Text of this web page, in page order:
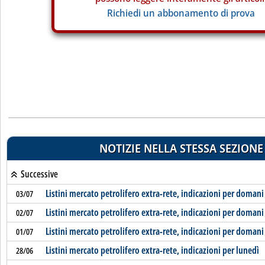
Richiedi un abbonamento di prova
NOTIZIE NELLA STESSA SEZIONE
Successive
03/07 Listini mercato petrolifero extra-rete, indicazioni per domani
02/07 Listini mercato petrolifero extra-rete, indicazioni per domani
01/07 Listini mercato petrolifero extra-rete, indicazioni per domani
28/06 Listini mercato petrolifero extra-rete, indicazioni per lunedì